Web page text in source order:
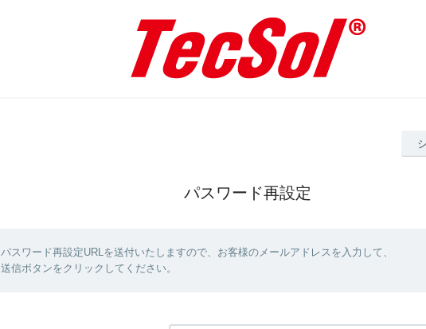
パスワード再設定
パスワード再設定URLを送付いたしますので、お客様のメールアドレスを入力して、
送信ボタンをクリックしてください。